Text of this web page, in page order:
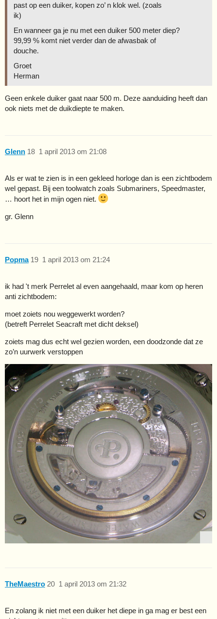
past op een duiker, kopen zo’ n klok wel. (zoals
ik)
En wanneer ga je nu met een duiker 500 meter diep?
99,99 % komt niet verder dan de afwasbak of
douche.
Groet
Herman
Geen enkele duiker gaat naar 500 m. Deze aanduiding heeft dan
ook niets met de duikdiepte te maken.
Glenn 1 april 2013 om 21:08
18
Als er wat te zien is in een gekleed horloge dan is een zichtbodem
wel gepast. Bij een toolwatch zoals Submariners, Speedmaster,
… hoort het in mijn ogen niet.
gr. Glenn
Popma 1 april 2013 om 21:24
19
ik had 't merk Perrelet al even aangehaald, maar kom op heren
anti zichtbodem:
moet zoiets nou weggewerkt worden?
(betreft Perrelet Seacraft met dicht deksel)
zoiets mag dus echt wel gezien worden, een doodzonde dat ze
zo’n uurwerk verstoppen
TheMaestro 1 april 2013 om 21:32
20
En zolang ik niet met een duiker het diepe in ga mag er best een